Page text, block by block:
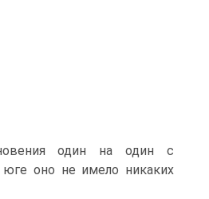
один на один с
оно не имело никаких